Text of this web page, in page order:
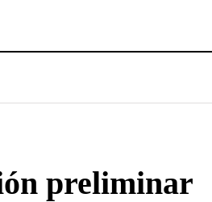
preliminar